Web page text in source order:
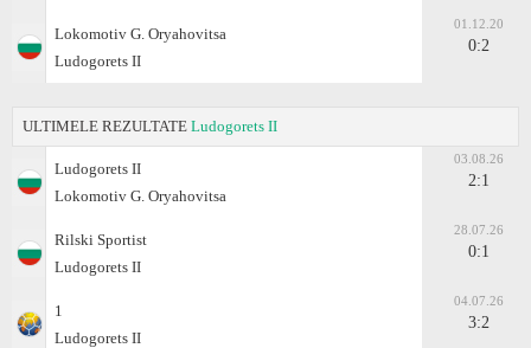
Lokomotiv G. Oryahovitsa
Ludogorets II
01.12.20
0:2
ULTIMELE REZULTATE Ludogorets II
Ludogorets II
Lokomotiv G. Oryahovitsa
03.08.26
2:1
Rilski Sportist
Ludogorets II
28.07.26
0:1
1
Ludogorets II
04.07.26
3:2